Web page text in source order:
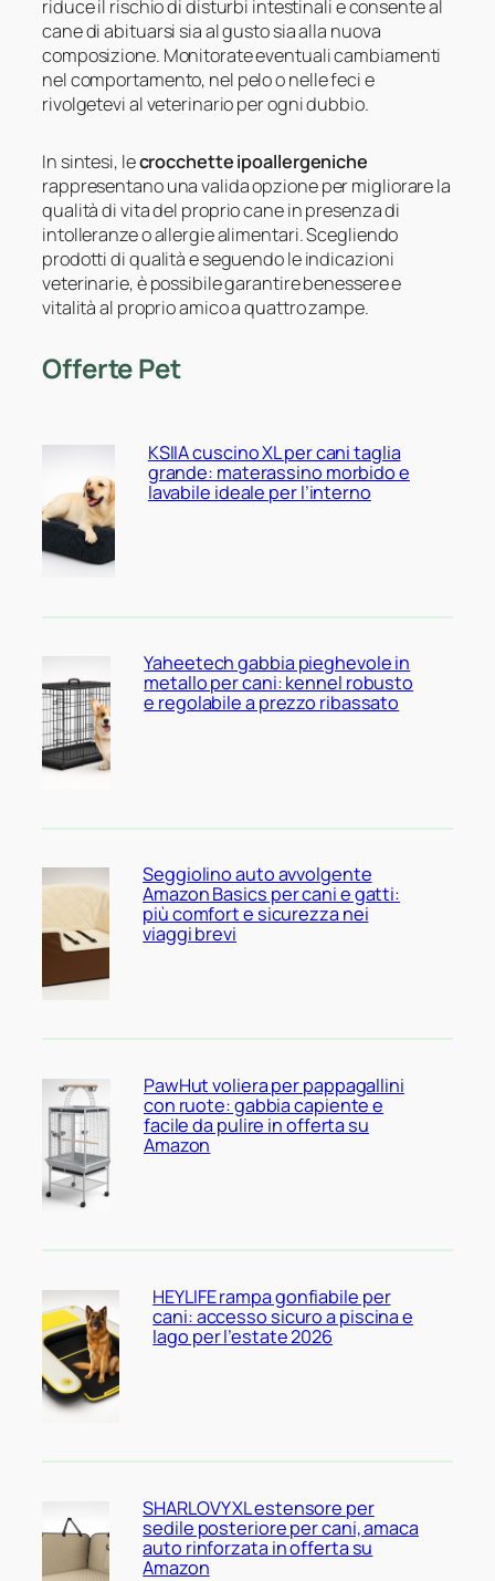
riduce il rischio di disturbi intestinali e consente al
cane di abituarsi sia al gusto sia alla nuova
composizione. Monitorate eventuali cambiamenti
nel comportamento, nel pelo o nelle feci e
rivolgetevi al veterinario per ogni dubbio.
In sintesi, lecrocchette ipoallergeniche
rappresentano una valida opzione per migliorare la
qualità di vita del proprio cane in presenza di
intolleranze o allergie alimentari. Scegliendo
prodotti di qualità e seguendo le indicazioni
veterinarie, è possibile garantire benessere e
vitalità al proprio amico a quattro zampe.
Offerte Pet
KSIIA cuscino XL per cani taglia
grande: materassino morbido e
lavabile ideale per l’interno
Yaheetech gabbia pieghevole in
metallo per cani: kennel robusto
e regolabile a prezzo ribassato
Seggiolino auto avvolgente
Amazon Basics per cani e gatti:
più comfort e sicurezza nei
viaggi brevi
PawHut voliera per pappagallini
con ruote: gabbia capiente e
facile da pulire in offerta su
Amazon
HEYLIFE rampa gonfiabile per
cani: accesso sicuro a piscina e
lago per l’estate 2026
SHARLOVY XL estensore per
sedile posteriore per cani, amaca
auto rinforzata in offerta su
Amazon